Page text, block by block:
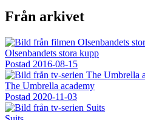
Från arkivet
Olsenbandets stora kupp
Postad 2016-08-15
The Umbrella academy
Postad 2020-11-03